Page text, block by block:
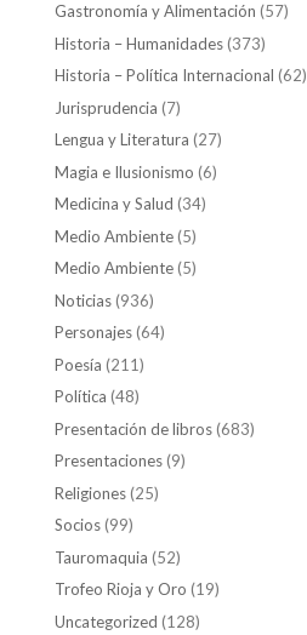
Gastronomía y Alimentación (57)
Historia – Humanidades(373)
Historia – Política Internacional (62)
Jurisprudencia (7)
Lengua y Literatura (27)
Magia e Ilusionismo (6)
Medicina y Salud (34)
Medio Ambiente(5)
Medio Ambiente(5)
Noticias(936)
Personajes(64)
Poesía (211)
Política (48)
Presentación de libros(683)
Presentaciones(9)
Religiones(25)
Socios(99)
Tauromaquia (52)
Trofeo Rioja y Oro (19)
Uncategorized (128)